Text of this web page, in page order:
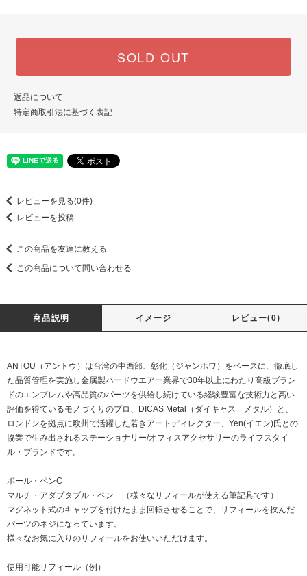
SOLD OUT
返品について
特定商取引法に基づく表記
レビューを見る(0件)
レビューを投稿
この商品を友達に教える
この商品について問い合わせる
商品説明 イメージ レビュー(0)
ANTOU（アントウ）は台湾の中西部、彰化（ジャンホワ）をベースに、徹底し
た品質管理を実施し金属製ハードウエアー業界で30年以上にわたり高級ブラン
ドのエンブレムや高品質のパーツを供給し続けている経験豊富な技術力と高い
評価を得ているモノづくりのプロ、DICAS Metal（ダイキャス メタル）と、
ロンドンを拠点に欧州で活躍した若きアートディレクター、Yen(イエン)氏との
協業で生み出されるステーショナリー/オフィスアクセサリーのライフスタイ
ル・ブランドです。
ボール・ペンC
マルチ・アダプタブル・ペン （様々なリフィールが使える筆記具です）
マグネット式のキャップを付けたまま回転させることで、リフィールを挟んだ
パーツのネジになっています。
様々なお気に入りのリフィールをお使いいただけます。
使用可能リフィール（例）